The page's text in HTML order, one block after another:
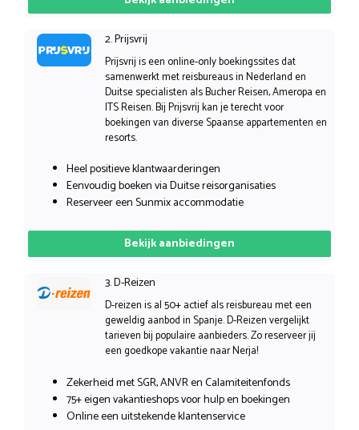
2. Prijsvrij
Prijsvrij is een online-only boekingssites dat
samenwerkt met reisbureaus in Nederland en
Duitse specialisten als Bucher Reisen, Ameropa en
ITS Reisen. Bij Prijsvrij kan je terecht voor
boekingen van diverse Spaanse appartementen en
resorts.
Heel positieve klantwaarderingen
Eenvoudig boeken via Duitse reisorganisaties
Reserveer een Sunmix accommodatie
Bekijk aanbiedingen
3. D-Reizen
D-reizen is al 50+ actief als reisbureau met een
geweldig aanbod in Spanje. D-Reizen vergelijkt
tarieven bij populaire aanbieders. Zo reserveer jij
een goedkope vakantie naar Nerja!
Zekerheid met SGR, ANVR en Calamiteitenfonds
75+ eigen vakantieshops voor hulp en boekingen
Online een uitstekende klantenservice